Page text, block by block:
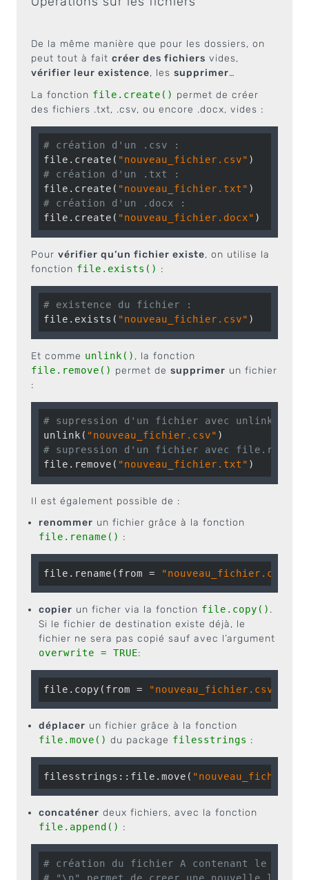
De la même manière que pour les dossiers, on
peut tout à fait créer des fichiers vides,
vérifier leur existence, les supprimer…
La fonction file.create() permet de créer
des fichiers .txt, .csv, ou encore .docx, vides :
# création d'un .csv :
file.create( "nouveau_fichier.csv"
# création d'un .txt :
file.create( "nouveau_fichier.txt"
# création d'un .docx :
file.create( "nouveau_fichier.docx" )
Pour vérifier qu’un fichier existe, on utilise la
fonction file.exists() :
# existence du fichier :
file.exists( "nouveau_fichier.csv" )
Et comme unlink() , la fonction
file.remove() permet de supprimer un fichier
:
# supression d'un fichier avec unlink():
unlink( "nouveau_fichier.csv"
# supression d'un fichier avec
file.remove( "nouveau_fichier.txt" )
Il est également possible de :
renommer un fichier grâce à la fonction
file.rename() :
file.rename(from = "nouveau_fichier.csv"
copier un ficher via la fonction file.copy() .
Si le fichier de destination existe déjà, le
fichier ne sera pas copié sauf avec l’argument
overwrite = TRUE:
file.copy(from = "nouveau_fichier.csv"
déplacer un fichier grâce à la fonction
file.move() du package filesstrings :
filesstrings::file.move(
concaténer deux fichiers, avec la fonction
file.append() :
# création du fichier A contenant le